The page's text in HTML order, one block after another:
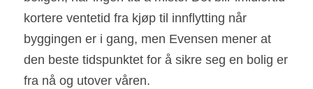
kortere ventetid fra kjøp til innflytting når
byggingen er i gang, men Evensen mener at
den beste tidspunktet for å sikre seg en bolig er
fra nå og utover våren.